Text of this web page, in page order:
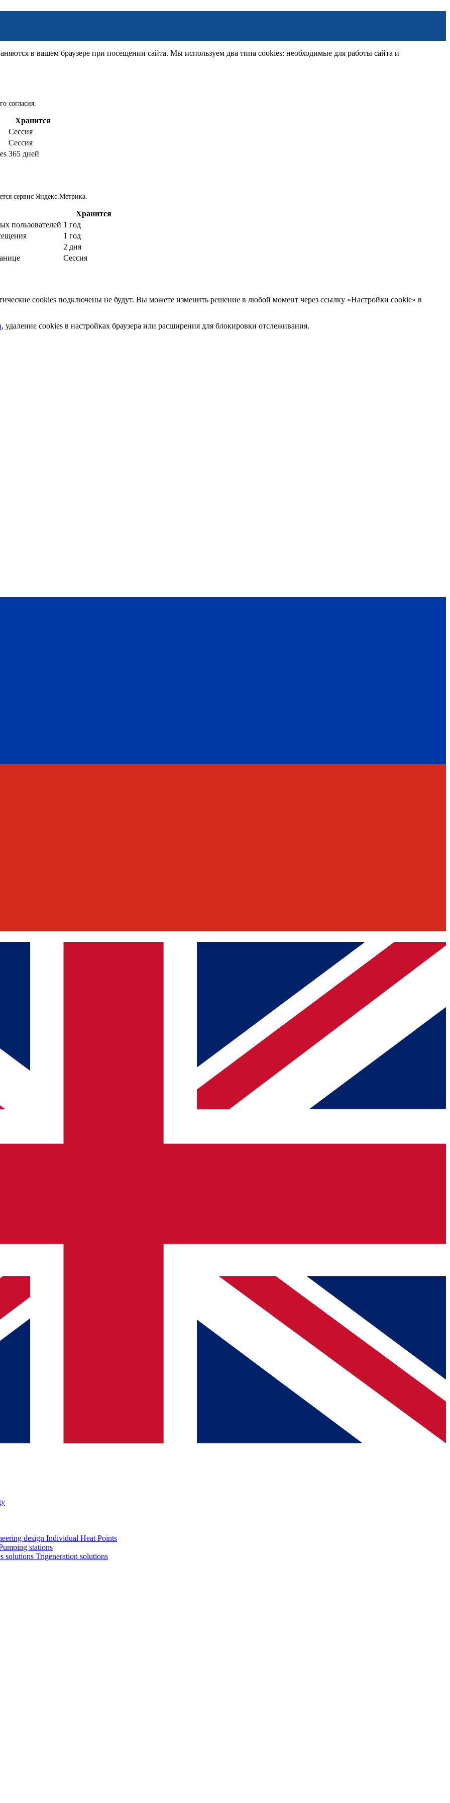
в вашем браузере при посещении сайта. Мы используем два типа cookies: необходимые для работы сайта и
согласия.
Хранится
Сессия
Сессия
365 дней
сервис Яндекс.Метрика.
Хранится
пользователей 1 год
1 год
2 дня
Сессия
cookies подключены не будут. Вы можете изменить решение в любой момент через ссылку «Настройки cookie» в
, удаление cookies в настройках браузера или расширения для блокировки отслеживания.
design Individual Heat Points
stations
solutions Trigeneration solutions